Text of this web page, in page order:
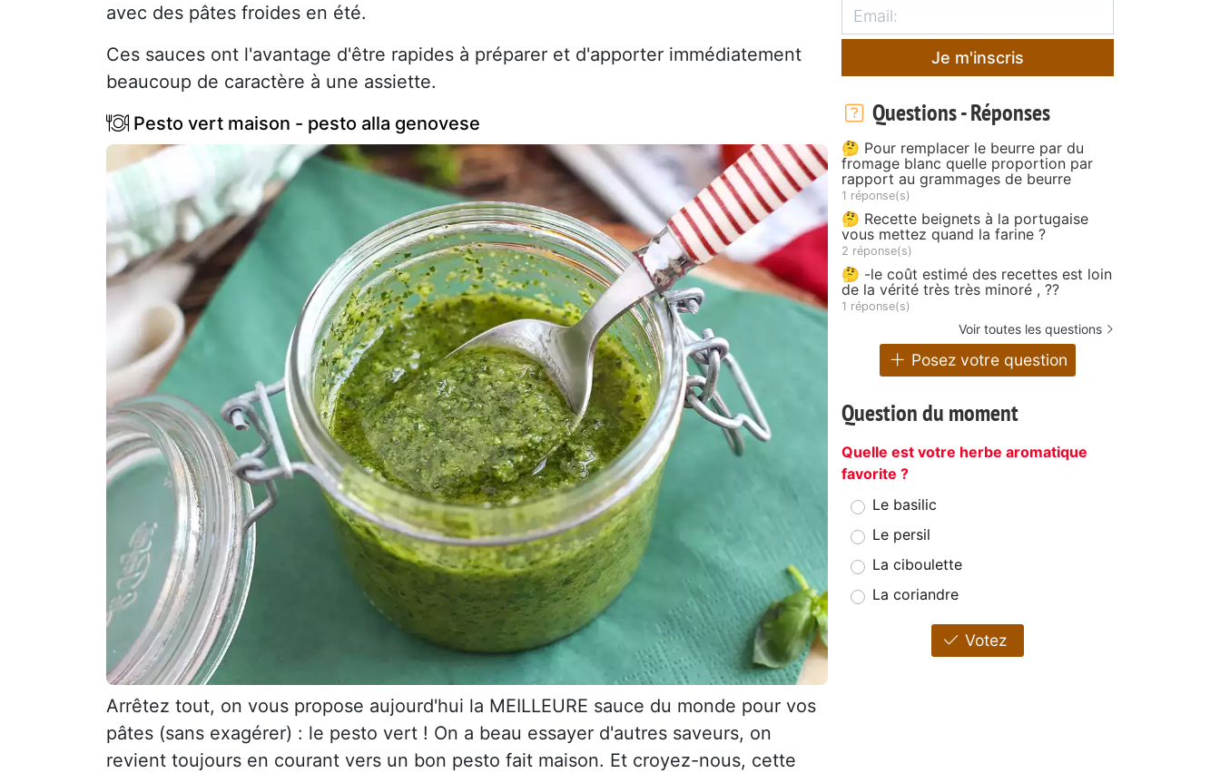
avec des pâtes froides en été.
Ces sauces ont l'avantage d'être rapides à préparer et d'apporter immédiatement
beaucoup de caractère à une assiette.
Pesto vert maison - pesto alla genovese
Arrêtez tout, on vous propose aujourd'hui la MEILLEURE sauce du monde pour vos
pâtes (sans exagérer) : le pesto vert ! On a beau essayer d'autres saveurs, on
revient toujours en courant vers un bon pesto fait maison. Et croyez-nous, cette
Je m'inscris
Questions - Réponses
🤔 Pour remplacer le beurre par du
fromage blanc quelle proportion par
rapport au grammages de beurre
1 réponse(s)
🤔 Recette beignets à la portugaise
vous mettez quand la farine ?
2 réponse(s)
🤔 -le coût estimé des recettes est loin
de la vérité très très minoré , ??
1 réponse(s)
Voir toutes les questions
Posez votre question
Question du moment
Quelle est votre herbe aromatique
favorite ?
Le basilic
Le persil
La ciboulette
La coriandre
Votez